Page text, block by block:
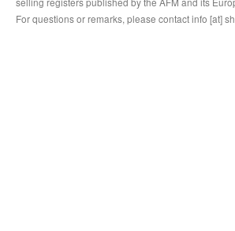
For questions or remarks, please contact info [at]